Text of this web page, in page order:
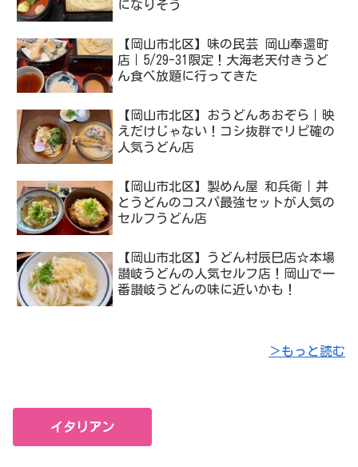
になりそう
【岡山市北区】味の民芸 岡山奉還町
店｜5/29-31限定！大海老天付きうど
ん食べ放題に行ってきた
【岡山市北区】おうどんあおぞら｜映
えだけじゃない！コシ抜群でリピ確の
人気うどん店
【岡山市北区】製めん屋 和兵衛｜丼
とうどんのコスパ最強セットが人気の
セルフうどん店
【岡山市北区】うどん村辰巳店☆本場
讃岐うどんの人気セルフ店！岡山で一
番讃岐うどんの味に近いかも！
＞もっと読む
イタリアン